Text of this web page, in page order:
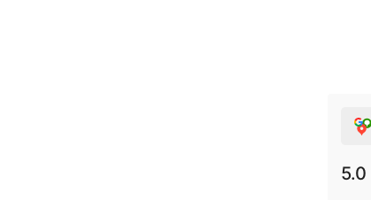
5.0